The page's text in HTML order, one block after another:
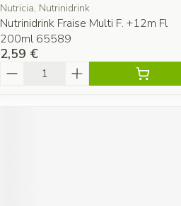
Nutricia, Nutrinidrink
Nutrinidrink Fraise Multi F. +12m Fl
200ml 65589
2,59 €
Quantité